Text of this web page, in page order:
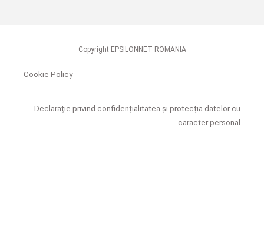
Copyright EPSILONNET ROMANIA
Cookie Policy
Declarație privind confidențialitatea și protecția datelor cu
caracter personal